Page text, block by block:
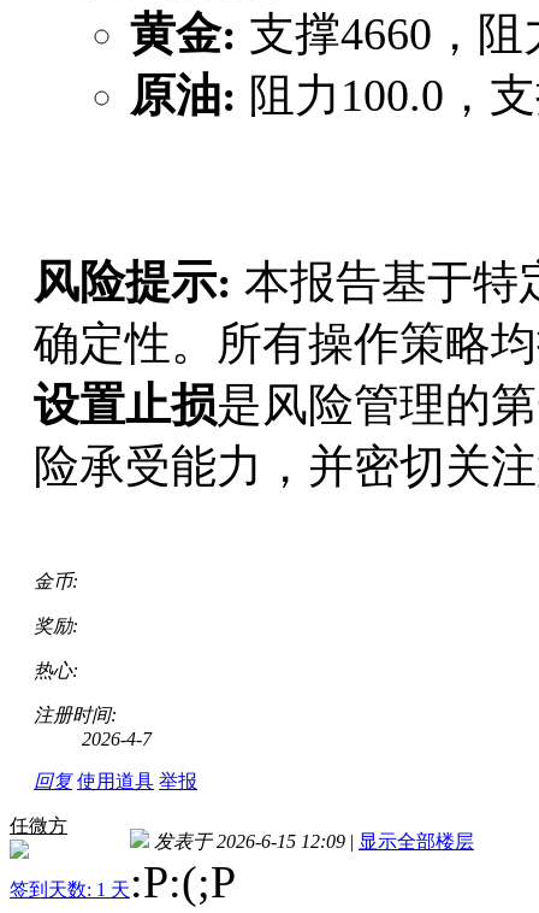
黄金: 支撑4660，
原油:
阻力100.0，
风险提示: 本报告基于
确定性。所有操作策略
设置止损是风险管理的
险承受能力，并密切关
金币:
奖励:
热心:
注册时间:
2026-4-7
回复 使用道具 举报
任微方
签到天数: 1 天
发表于 2026-6-15 12:09 | 显示全部楼层
:P:(;P